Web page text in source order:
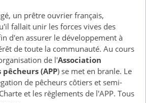
un prêtre ouvrier français,
fallait unir les forces vives des
d'en assurer le développement à
de toute la communauté. Au cours
de l'Association
(APP) se met en branle. Le
de pêcheurs côtiers et semi-
et les règlements de l'APP. Tous